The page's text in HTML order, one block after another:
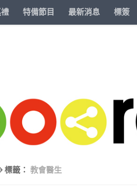
特備節目 最新消息 標簽
標籤： 教會醫生